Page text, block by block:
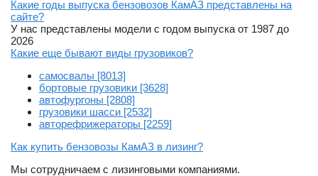
Какие годы выпуска бензовозов КамАЗ представлены на
сайте?
У нас представлены модели с годом выпуска от 1987 до
2026
Какие еще бывают виды грузовиков?
самосвалы [8013]
бортовые грузовики [3628]
автофургоны [2808]
грузовики шасси [2532]
авторефрижераторы [2259]
Как купить бензовозы КамАЗ в лизинг?
Мы сотрудничаем с лизинговыми компаниями.